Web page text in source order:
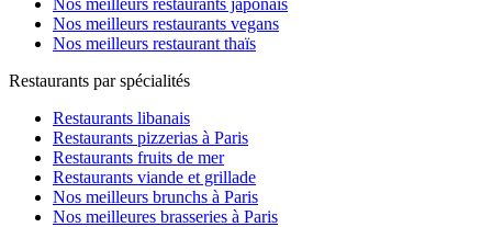
Nos meilleurs restaurants vegans
Nos meilleurs restaurant thaïs
Restaurants par spécialités
Restaurants libanais
Restaurants pizzerias à Paris
Restaurants fruits de mer
Restaurants viande et grillade
Nos meilleurs brunchs à Paris
Nos meilleures brasseries à Paris